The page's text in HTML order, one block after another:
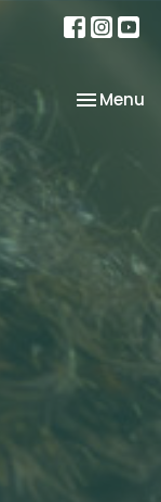
Toggle
Menu